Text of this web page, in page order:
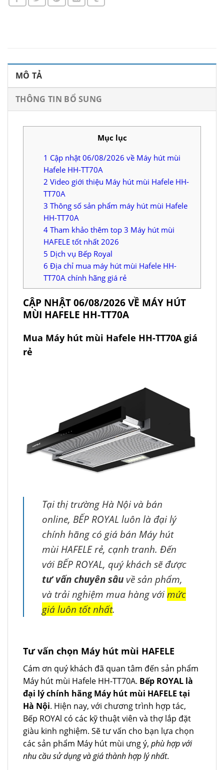
MÔ TẢ
THÔNG TIN BỔ SUNG
Mục lục
1 Cập nhật 06/08/2026 về Máy hút mùi
Hafele HH-TT70A
2 Video giới thiệu Máy hút mùi Hafele HH-
TT70A
3 Thông số sản phẩm máy hút mùi Hafele
HH-TT70A
4 Tham khảo thêm top 3 Máy hút mùi
HAFELE tốt nhất 2026
5 Dịch vụ Bếp Royal
6 Địa chỉ mua máy hút mùi Hafele HH-
TT70A chính hãng giá rẻ
CẬP NHẬT 06/08/2026 VỀ MÁY HÚT
MÙI HAFELE HH-TT70A
Mua Máy hút mùi Hafele HH-TT70A giá
rẻ
Tại thị trường Hà Nội và bán
online, BẾP ROYAL luôn là đại lý
chính hãng có giá bán Máy hút
mùi HAFELE rẻ, cạnh tranh. Đến
với BẾP ROYAL, quý khách sẽ được
tư vấn chuyên sâu về sản phẩm,
và trải nghiệm mua hàng vớimức
giá luôn tốt nhất.
Tư vấn chọn Máy hút mùi HAFELE
Cám ơn quý khách đã quan tâm đến sản phẩm
Máy hút mùi Hafele HH-TT70A. Bếp ROYAL là
đại lý chính hãng Máy hút mùi HAFELE tại
Hà Nội. Hiện nay, với chương trình hợp tác,
Bếp ROYAl có các kỹ thuật viên và thợ lắp đặt
giàu kinh nghiệm. Sẽ tư vấn cho bạn lựa chọn
các sản phẩm Máy hút mùi ưng ý, phù hợp với
nhu cầu sử dụng và giá thành hợp lý nhất.